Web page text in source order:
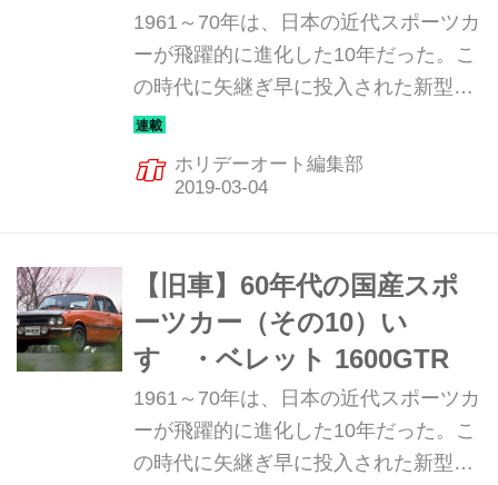
1961～70年は、日本の近代スポーツカ
ーが飛躍的に進化した10年だった。こ
の時代に矢継ぎ早に投入された新型ス
ポーツカーは、まさに日本の自動車技
術の進化の歴史と言っていい。そんな
飛躍の10年を彩った珠玉のマシンを振
だ。
ホリデーオート編集部
【旧車】60年代の国産スポ
ーツカー（その10）い
すゞ・ベレット 1600GTR
1961～70年は、日本の近代スポーツカ
ーが飛躍的に進化した10年だった。こ
の時代に矢継ぎ早に投入された新型ス